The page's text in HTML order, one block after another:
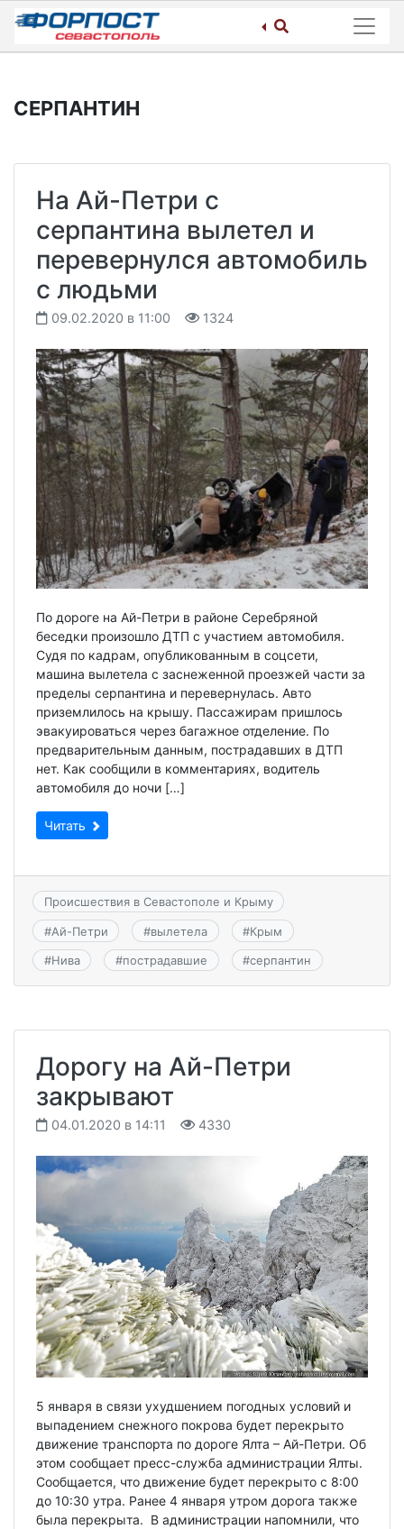
Skip
content
СЕРПАНТИН
На Ай-Петри с
серпантина вылетел и
перевернулся автомобиль
с людьми
09.02.2020 в 11:00 1324
По дороге на Ай-Петри в районе Серебряной
беседки произошло ДТП с участием автомобиля.
Судя по кадрам, опубликованным в соцсети,
машина вылетела с заснеженной проезжей части за
пределы серпантина и перевернулась. Авто
приземлилось на крышу. Пассажирам пришлось
эвакуироваться через багажное отделение. По
предварительным данным, пострадавших в ДТП
нет. Как сообщили в комментариях, водитель
автомобиля до ночи […]
Читать
Происшествия в Севастополе и Крыму
#Ай-Петри #вылетела #Крым
#Нива #пострадавшие #серпантин
Дорогу на Ай-Петри
закрывают
04.01.2020 в 14:11 4330
5 января в связи ухудшением погодных условий и
выпадением снежного покрова будет перекрыто
движение транспорта по дороге Ялта – Ай-Петри. Об
этом сообщает пресс-служба администрации Ялты.
Сообщается, что движение будет перекрыто с 8:00
до 10:30 утра. Ранее 4 января утром дорога также
была перекрыта. В администрации напомнили, что